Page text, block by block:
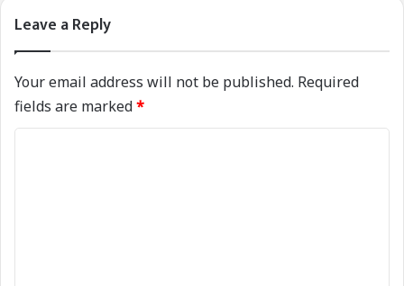
Leave a Reply
Your email address will not be published. Required
fields are marked*